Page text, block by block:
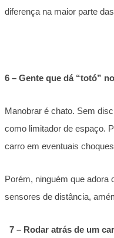
diferença na maior parte
6 – Gente que dá “totó”
Manobrar é chato. Sem
como limitador de espaço.
carro em eventuais
Porém, ninguém que adora
sensores de distância,
7 – Rodar atrás de um